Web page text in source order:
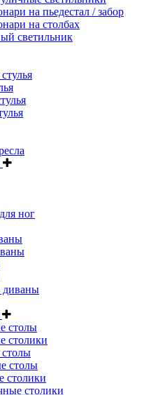
на пьедестал / забор
на столбах
светильник
ног
диваны
столы
столики
столы
столики
столики